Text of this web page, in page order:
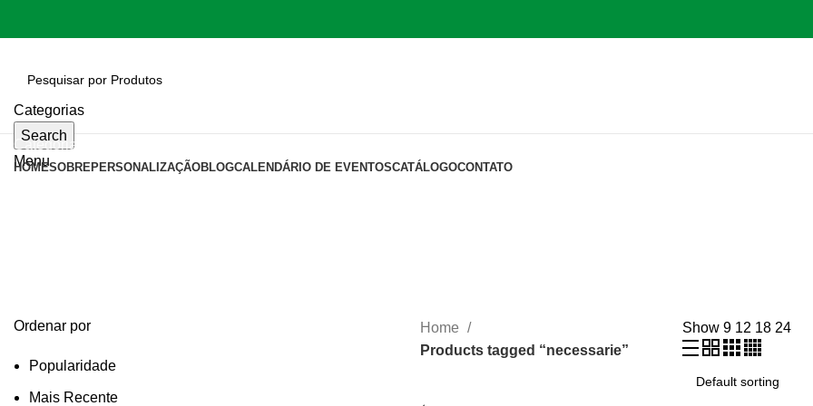
Categorias
Search
Menu
Categorias
HOMESOBREPERSONALIZAÇÃOBLOGCALENDÁRIO DE EVENTOSCATÁLOGOCONTATO
Ordenar por
Popularidade
Mais Recente
Home
Products tagged “necessarie”
Show 9 12 18 24